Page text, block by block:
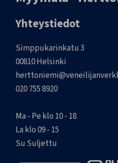
Yhteystiedot
Simppukarinkatu 3
00810 Helsinki
020 755 8920
Ma - Pe klo 10 - 18
La klo 09 - 15
Su Suljettu